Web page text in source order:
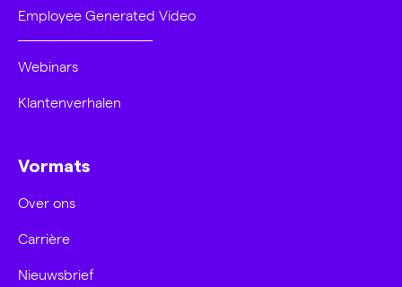
Employee Generated Video
Webinars
Klantenverhalen
Vormats
Over ons
Carrière
Nieuwsbrief